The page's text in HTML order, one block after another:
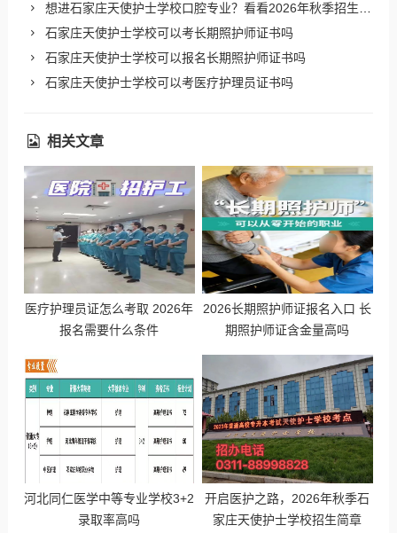
想进石家庄天使护士学校口腔专业？看看2026年秋季招生要求
石家庄天使护士学校可以考长期照护师证书吗
石家庄天使护士学校可以报名长期照护师证书吗
石家庄天使护士学校可以考医疗护理员证书吗
相关文章
医疗护理员证怎么考取 2026年
报名需要什么条件
2026长期照护师证报名入口 长
期照护师证含金量高吗
河北同仁医学中等专业学校3+2
录取率高吗
开启医护之路，2026年秋季石
家庄天使护士学校招生简章